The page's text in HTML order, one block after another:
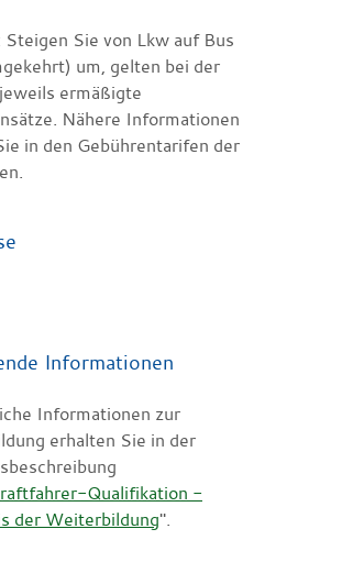
Sie von Lkw auf Bus
um, gelten bei der
ermäßigte
Nähere Informationen
in den Gebührentarifen der
Informationen
Informationen zur
erhalten Sie in der
Qualifikation -
der Weiterbildung".